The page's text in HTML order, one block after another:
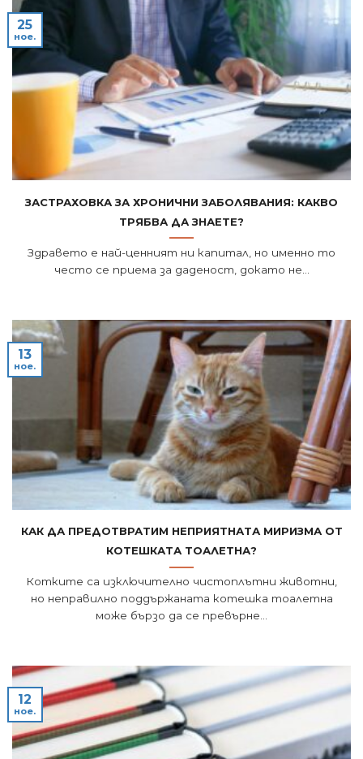
Застраховка за хронични заболявания: Какво
трябва да знаете?
Здравето е най-ценният ни капитал, но именно то
често се приема за даденост, докато не...
25
ное.
Как да предотвратим неприятната миризма от
котешката тоалетна?
Котките са изключително чистоплътни животни,
но неправилно поддържаната котешка тоалетна
може бързо да се превърне...
13
ное.
12
ное.